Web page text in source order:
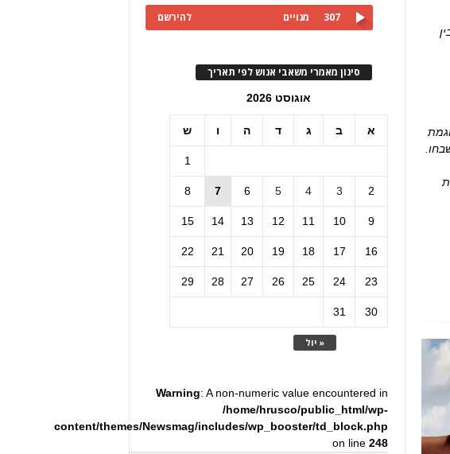
307 מנויים להירשם
סינון מאמרי משאבי אנוש לפי תאריך
אוגוסט 2026
א ב ג ד ה ו ש
« יול
1
2
3
4
5
6
7
8
9
10
11
12
13
14
15
16
17
18
19
20
21
22
23
24
25
26
27
28
29
30
31
Warning: A non-numeric value encountered in
/home/hrusco/public_html/wp-
content/themes/Newsmag/includes/wp_booster/td_block.php
on line248